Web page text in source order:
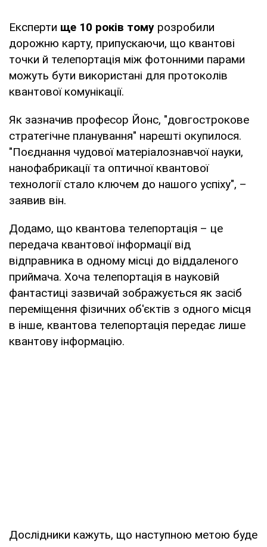
Експерти ще 10 років тому розробили
дорожню карту, припускаючи, що квантові
точки й телепортація між фотонними парами
можуть бути використані для протоколів
квантової комунікації.
Як зазначив професор Йонс, "довгострокове
стратегічне планування" нарешті окупилося.
"Поєднання чудової матеріалознавчої науки,
нанофабрикації та оптичної квантової
технології стало ключем до нашого успіху", –
заявив він.
Додамо, що квантова телепортація – це
передача квантової інформації від
відправника в одному місці до віддаленого
приймача. Хоча телепортація в науковій
фантастиці зазвичай зображується як засіб
переміщення фізичних об'єктів з одного місця
в інше, квантова телепортація передає лише
квантову інформацію.
Дослідники кажуть, що наступною метою буде